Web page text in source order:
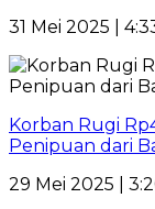
31 Mei 2025 |
Korban Rugi
Penipuan dari
29 Mei 2025 |